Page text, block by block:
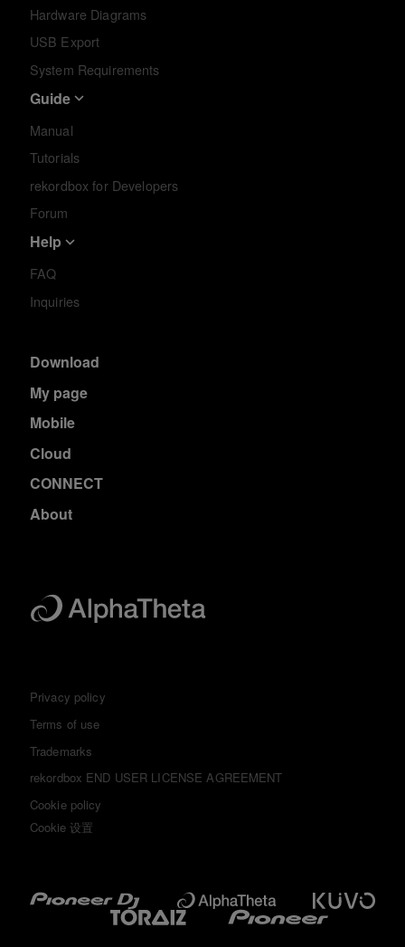
Hardware Diagrams
USB Export
System Requirements
Guide
Manual
Tutorials
rekordbox for Developers
Forum
Help
FAQ
Inquiries
Download
My page
Mobile
Cloud
CONNECT
About
Privacy policy
Terms of use
Trademarks
rekordbox END USER LICENSE AGREEMENT
Cookie policy
Cookie 设置